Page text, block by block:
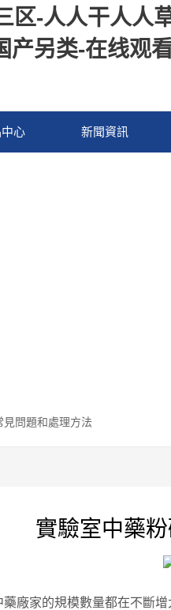
区-人人干人人
另类-在线观
心 新聞資訊
問題和處理方法
實驗室中藥
廠家的規模數量都在不斷